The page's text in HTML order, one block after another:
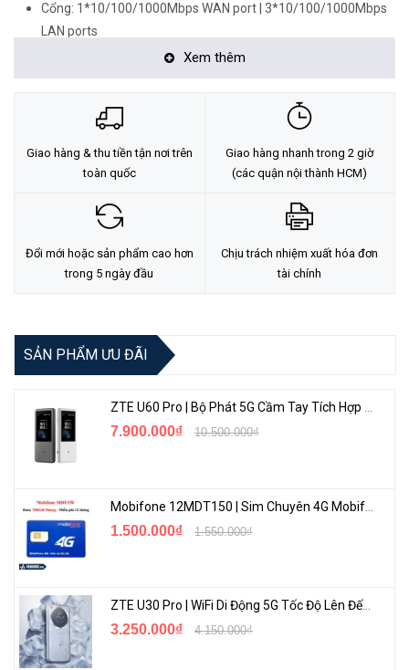
Cổng: 1*10/100/1000Mbps WAN port | 3*10/100/1000Mbps
LAN ports
Băng tần: 2.4GHz: Up to 574Mbps và 5GHz: Up to 2402Mbps
Quản lý bằng ứng dụng Tenda.
Network, VLAN, System Log,...
Tenda TX12 Prođược trang bị
CPU Quad-Core Broadcom
1.7GHzcao cấp, đảm bảo tốc độ Wi-Fi nhanh hơn (lên đến
2976Mbps
Xem thêm
Giao hàng & thu tiền tận nơi trên
toàn quốc
Giao hàng nhanh trong 2 giờ
(các quận nội thành HCM)
Đổi mới hoặc sản phẩm cao hơn
trong 5 ngày đầu
Chịu trách nhiệm xuất hóa đơn
tài chính
SẢN PHẨM ƯU ĐÃI
ZTE U60 Pro | Bộ Phát 5G Cầm Tay Tích Hợp Công Nghệ WiFi 7, Pin 10000mAh
7.900.000₫ 10.500.000₫
1.500.000₫ 1.550.000₫
ZTE U30 Pro | WiFi Di Động 5G Tốc Độ Lên Đến 500Mbps, Màn Hình Cảm Ứng
3.250.000₫ 4.150.000₫